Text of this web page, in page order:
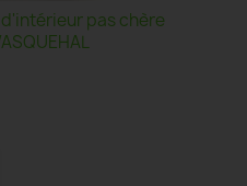
pas chère